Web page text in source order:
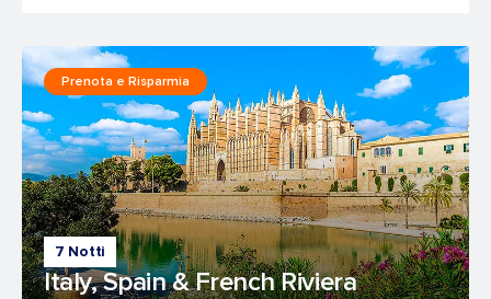
7 Notti
Italy, Spain & French Riviera
Prenota e Risparmia